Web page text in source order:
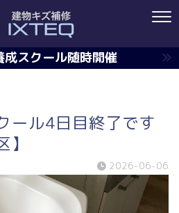
成スクール随時開催
ール4日目終了です
】
2026-06-06